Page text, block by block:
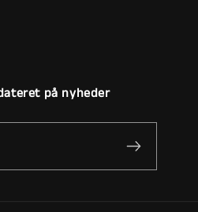
på nyheder